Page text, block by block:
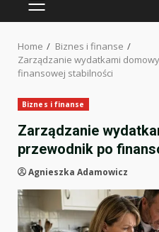
PRIMARY
Home
Biznes i finanse
Zarządzanie wydatkami
finansowej stabilności
Biznes i finanse
Zarządzanie
przewodnik po
Agnieszka Adamowicz